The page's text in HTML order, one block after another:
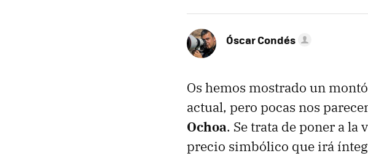
Óscar Condés
Os hemos mostrado un
actual, pero pocas nos
Ochoa. Se trata de poner a la
precio simbólico que irá